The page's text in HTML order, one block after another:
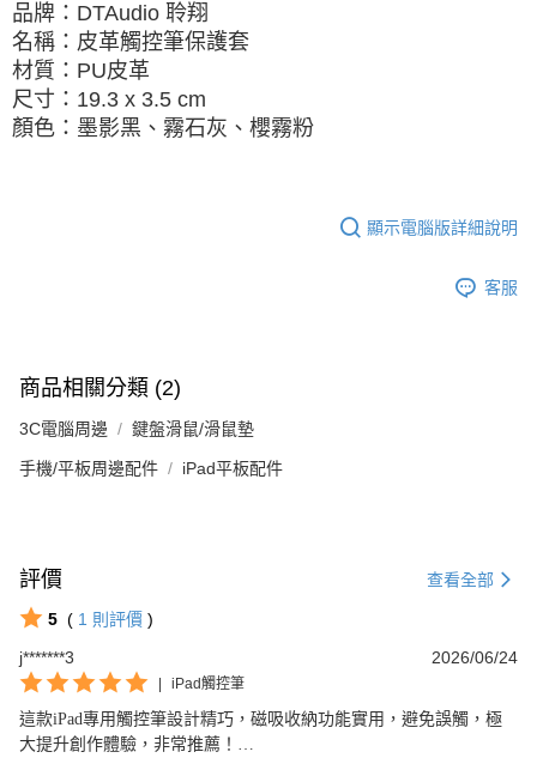
品牌：DTAudio 聆翔
名稱：皮革觸控筆保護套
材質：PU皮革
尺寸：19.3 x 3.5 cm
顏色：墨影黑、霧石灰、櫻霧粉
顯示電腦版詳細說明
客服
商品相關分類 (2)
3C電腦周邊 鍵盤滑鼠/滑鼠墊
手機/平板周邊配件 iPad平板配件
評價 查看全部
5 ( 1 則評價 )
j*******3
2026/06/24
iPad觸控筆
這款iPad專用觸控筆設計精巧，磁吸收納功能實用，避免誤觸，極
大提升創作體驗，非常推薦！